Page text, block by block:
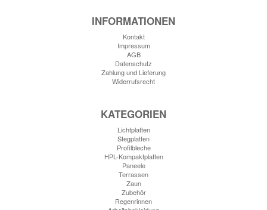
INFORMATIONEN
Kontakt
Impressum
AGB
Datenschutz
Zahlung und Lieferung
Widerrufsrecht
KATEGORIEN
Lichtplatten
Stegplatten
Profilbleche
HPL-Kompaktplatten
Paneele
Terrassen
Zaun
Zubehör
Regenrinnen